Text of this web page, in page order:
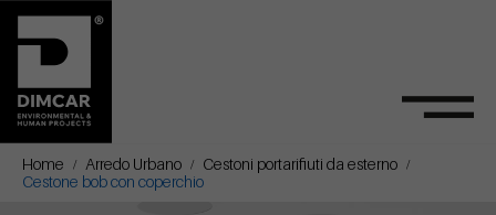
Home Arredo Urbano
Cestoni portarifiuti da esterno
Cestone bob con coperchio